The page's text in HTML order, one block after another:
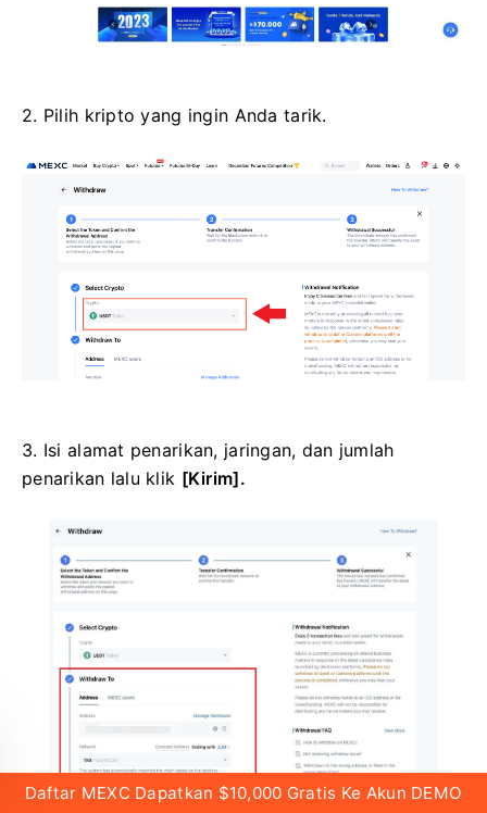
2. Pilih kripto yang ingin Anda tarik.
3. Isi alamat penarikan, jaringan, dan jumlah
penarikan lalu klik [Kirim].
Daftar MEXC Dapatkan $10,000 Gratis Ke Akun DEMO